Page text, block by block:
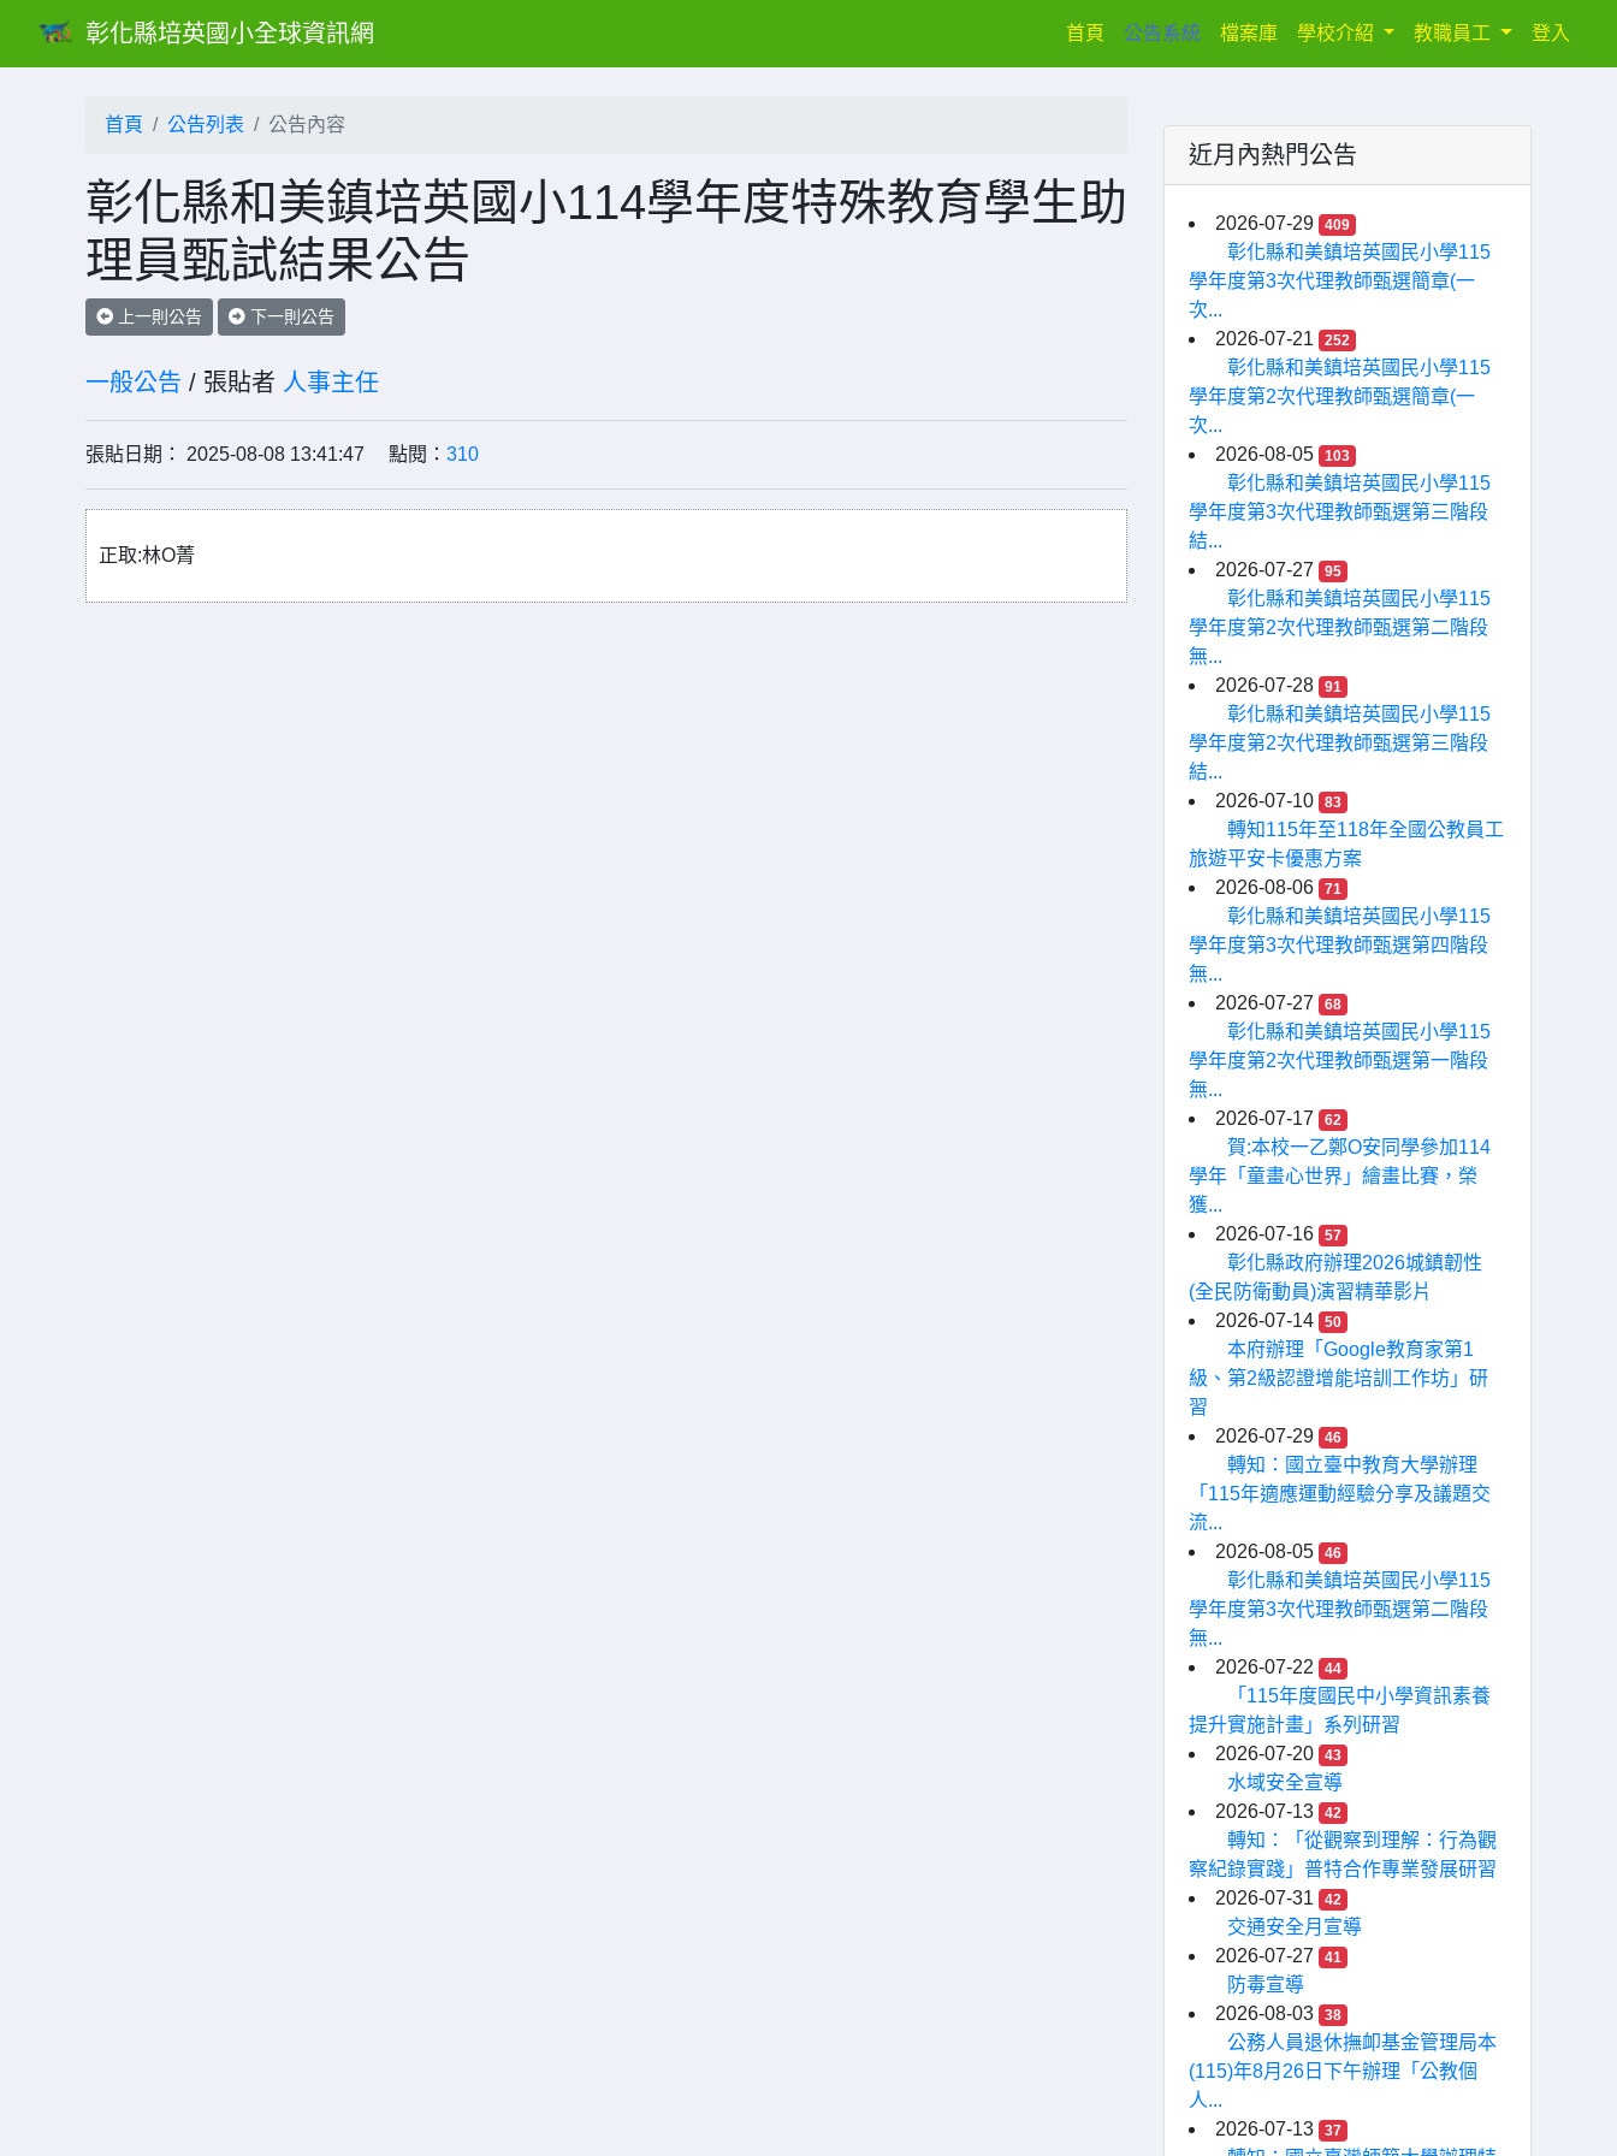
彰化縣培英國小全球資訊網 首頁(current)
公告系統 檔案庫 學校介紹 教職員工 登入
首頁 公告列表 公告內容
彰化縣和美鎮培英國小114學年度特殊教育學生助
理員甄試結果公告
上一則公告 下一則公告
一般公告 / 張貼者 人事主任
張貼日期： 2025-08-08 13:41:47 點閱： 310
正取:林O菁
近月內熱門公告
2026-07-29 409
彰化縣和美鎮培英國民小學115
學年度第3次代理教師甄選簡章(一
次...
2026-07-21
252
彰化縣和美鎮培英國民小學115
學年度第2次代理教師甄選簡章(一
次...
2026-08-05
103
彰化縣和美鎮培英國民小學115
學年度第3次代理教師甄選第三階段
結...
2026-07-27
95
彰化縣和美鎮培英國民小學115
學年度第2次代理教師甄選第二階段
無...
2026-07-28
91
彰化縣和美鎮培英國民小學115
學年度第2次代理教師甄選第三階段
結...
2026-07-10
83
轉知115年至118年全國公教員工
旅遊平安卡優惠方案
2026-08-06
71
彰化縣和美鎮培英國民小學115
學年度第3次代理教師甄選第四階段
無...
2026-07-27
68
彰化縣和美鎮培英國民小學115
學年度第2次代理教師甄選第一階段
無...
2026-07-17
62
賀:本校一乙鄭O安同學參加114
學年「童畫心世界」繪畫比賽，榮
獲...
2026-07-16
57
彰化縣政府辦理2026城鎮韌性
(全民防衛動員)演習精華影片
2026-07-14
50
本府辦理「Google教育家第1
級、第2級認證增能培訓工作坊」研
習
2026-07-29
46
轉知：國立臺中教育大學辦理
「115年適應運動經驗分享及議題交
流...
2026-08-05
46
彰化縣和美鎮培英國民小學115
學年度第3次代理教師甄選第二階段
無...
2026-07-22
44
「115年度國民中小學資訊素養
提升實施計畫」系列研習
2026-07-20
43
水域安全宣導
2026-07-13
42
轉知：「從觀察到理解：行為觀
察紀錄實踐」普特合作專業發展研習
2026-07-31
42
交通安全月宣導
2026-07-27
41
防毒宣導
2026-08-03
38
公務人員退休撫卹基金管理局本
(115)年8月26日下午辦理「公教個
人...
2026-07-13
37